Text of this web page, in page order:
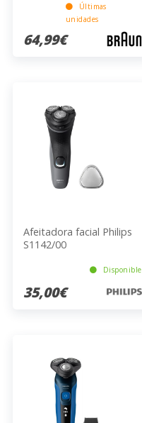
Últimas
unidades
64,99€
Afeitadora facial Philips
S1142/00
Disponible
35,00€